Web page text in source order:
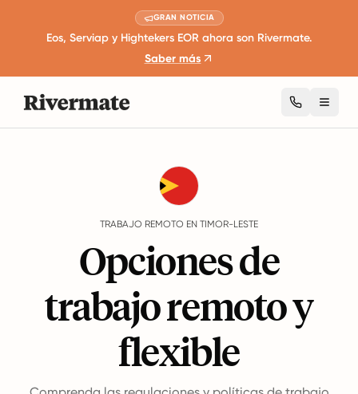
GRAN NOTICIA
Eos, Serviap y Hightekers EOR ahora son Rivermate.
Saber más
TRABAJO REMOTO EN TIMOR-LESTE
Opciones de
trabajo remoto y
flexible